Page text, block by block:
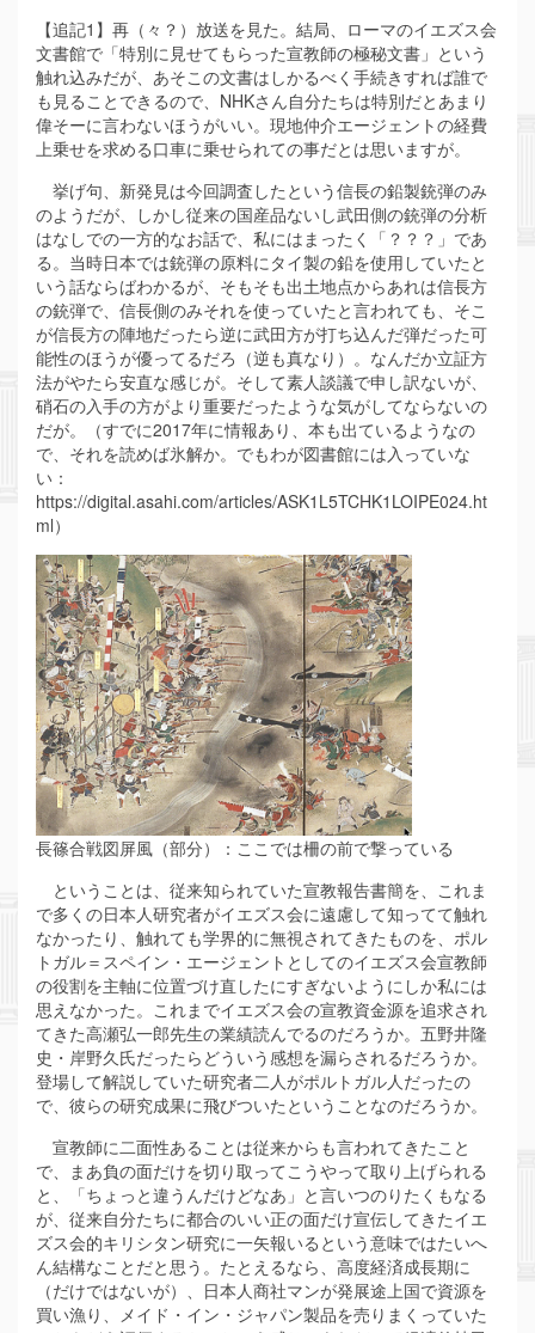
【追記1】再（々？）放送を見た。結局、ローマのイエズス会
文書館で「特別に見せてもらった宣教師の極秘文書」という
触れ込みだが、あそこの文書はしかるべく手続きすれば誰で
も見ることできるので、NHKさん自分たちは特別だとあまり
偉そーに言わないほうがいい。現地仲介エージェントの経費
上乗せを求める口車に乗せられての事だとは思いますが。
挙げ句、新発見は今回調査したという信長の鉛製銃弾のみ
のようだが、しかし従来の国産品ないし武田側の銃弾の分析
はなしでの一方的なお話で、私にはまったく「？？？」であ
る。当時日本では銃弾の原料にタイ製の鉛を使用していたと
いう話ならばわかるが、そもそも出土地点からあれは信長方
の銃弾で、信長側のみそれを使っていたと言われても、そこ
が信長方の陣地だったら逆に武田方が打ち込んだ弾だった可
能性のほうが優ってるだろ（逆も真なり）。なんだか立証方
法がやたら安直な感じが。そして素人談議で申し訳ないが、
硝石の入手の方がより重要だったような気がしてならないの
だが。（すでに2017年に情報あり、本も出ているようなの
で、それを読めば氷解か。でもわが図書館には入っていな
い：
https://digital.asahi.com/articles/ASK1L5TCHK1LOIPE024.ht
ml）
長篠合戦図屏風（部分）：ここでは柵の前で撃っている
ということは、従来知られていた宣教報告書簡を、これま
で多くの日本人研究者がイエズス会に遠慮して知ってて触れ
なかったり、触れても学界的に無視されてきたものを、ポル
トガル＝スペイン・エージェントとしてのイエズス会宣教師
の役割を主軸に位置づけ直したにすぎないようにしか私には
思えなかった。これまでイエズス会の宣教資金源を追求され
てきた高瀬弘一郎先生の業績読んでるのだろうか。五野井隆
史・岸野久氏だったらどういう感想を漏らされるだろうか。
登場して解説していた研究者二人がポルトガル人だったの
で、彼らの研究成果に飛びついたということなのだろうか。
宣教師に二面性あることは従来からも言われてきたこと
で、まあ負の面だけを切り取ってこうやって取り上げられる
と、「ちょっと違うんだけどなあ」と言いつのりたくもなる
が、従来自分たちに都合のいい正の面だけ宣伝してきたイエ
ズス会的キリシタン研究に一矢報いるという意味ではたいへ
ん結構なことだと思う。たとえるなら、高度経済成長期に
（だけではないが）、日本人商社マンが発展途上国で資源を
買い漁り、メイド・イン・ジャパン製品を売りまくっていた